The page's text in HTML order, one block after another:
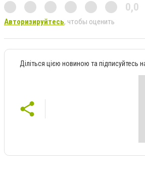
0,0
Авторизируйтесь, чтобы оценить
Діліться цією новиною та підписуйтесь